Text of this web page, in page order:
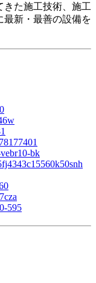
きた施工技術、施工
最新・最善の設備を
bk
595